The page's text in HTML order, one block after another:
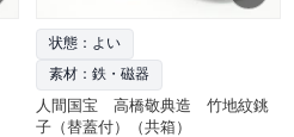
状態：よい
素材：鉄・磁器
人間国宝 高橋敬典造 竹地紋銚
子（替蓋付）（共箱）